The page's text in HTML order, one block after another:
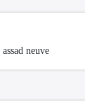
neuve